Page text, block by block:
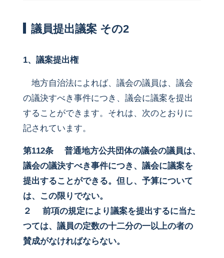
議員提出議案 その2
1、議案提出権
地方自治法によれば、議会の議員は、議会
の議決すべき事件につき、議会に議案を提出
することができます。それは、次のとおりに
記されています。
第112条 普通地方公共団体の議会の議員は、
議会の議決すべき事件につき、議会に議案を
提出することができる。但し、予算について
は、この限りでない。
２ 前項の規定により議案を提出するに当た
つては、議員の定数の十二分の一以上の者の
賛成がなければならない。